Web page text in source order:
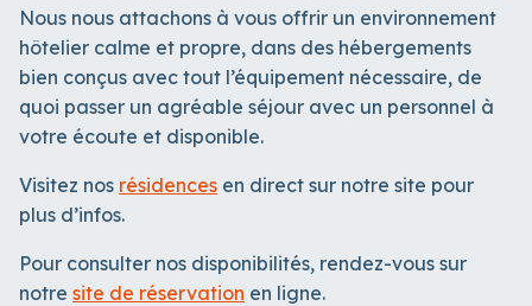
Nous nous attachons à vous offrir un environnement
hôtelier calme et propre, dans des hébergements
bien conçus avec tout l’équipement nécessaire, de
quoi passer un agréable séjour avec un personnel à
votre écoute et disponible.
Visitez nos résidences en direct sur notre site pour
plus d’infos.
Pour consulter nos disponibilités, rendez-vous sur
notre site de réservation en ligne.